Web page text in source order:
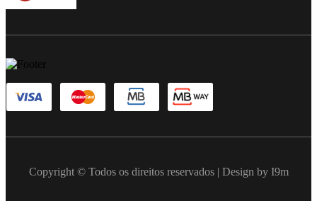
Copyright © Todos os direitos reservados | Design by I9m